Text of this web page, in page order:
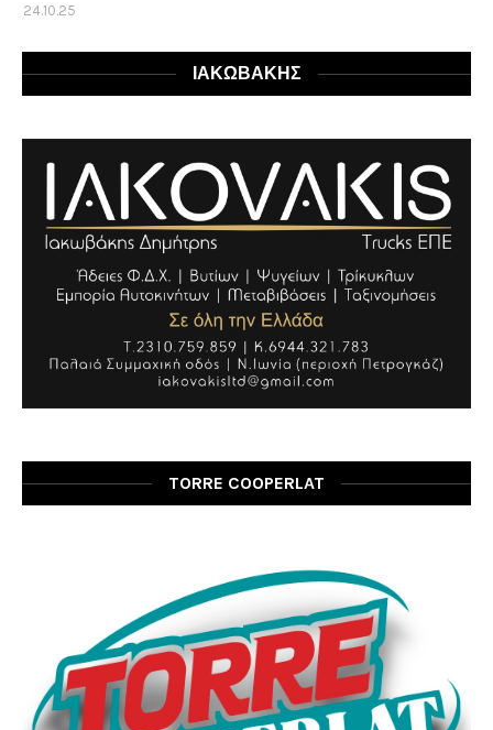
24.10.25
ΙΑΚΩΒΑΚΗΣ
TORRE COOPERLAT